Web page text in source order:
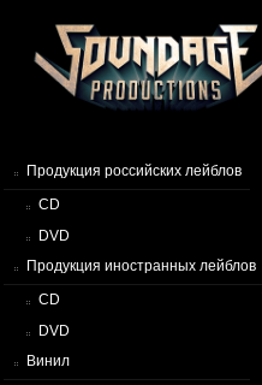
Продукция российских лейблов
CD
DVD
Продукция иностранных лейблов
CD
DVD
Винил